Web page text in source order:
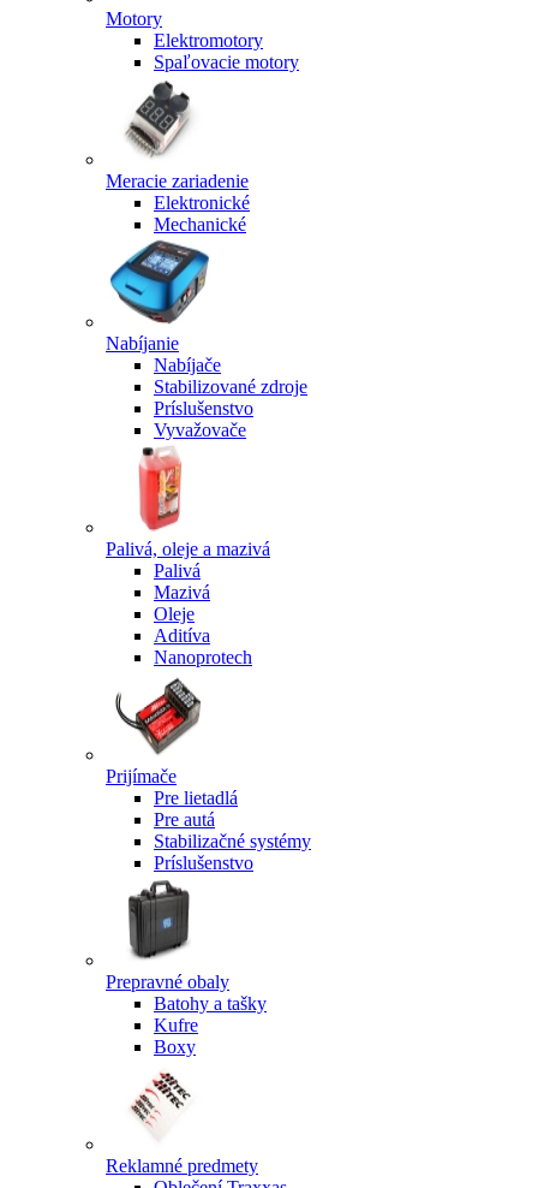
Motory
Elektromotory
Spaľovacie motory
Meracie zariadenie
Elektronické
Mechanické
Nabíjanie
Nabíjače
Stabilizované zdroje
Príslušenstvo
Vyvažovače
Palivá, oleje a mazivá
Palivá
Mazivá
Oleje
Aditíva
Nanoprotech
Prijímače
Pre lietadlá
Pre autá
Stabilizačné systémy
Príslušenstvo
Prepravné obaly
Batohy a tašky
Kufre
Boxy
Reklamné predmety